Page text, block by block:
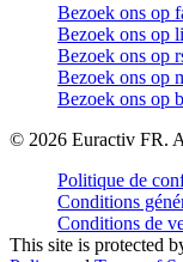
Bezoek ons op
Bezoek ons op
Bezoek ons op
Bezoek ons op
Bezoek ons op
© 2026 Euractiv FR.
Politique de
Conditions
Conditions de
This site is protected